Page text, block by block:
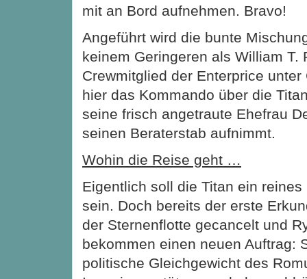
mit an Bord aufnehmen. Bravo!
Angeführt wird die bunte
keinem Geringeren als William T.
Crewmitglied der Enterprice unter
hier das Kommando über die
seine frisch angetraute Ehefrau
seinen Beraterstab aufnimmt.
Wohin die Reise geht …
Eigentlich soll die Titan ein
sein. Doch bereits der erste
der Sternenflotte gecancelt und
bekommen einen neuen Auftrag:
politische Gleichgewicht des